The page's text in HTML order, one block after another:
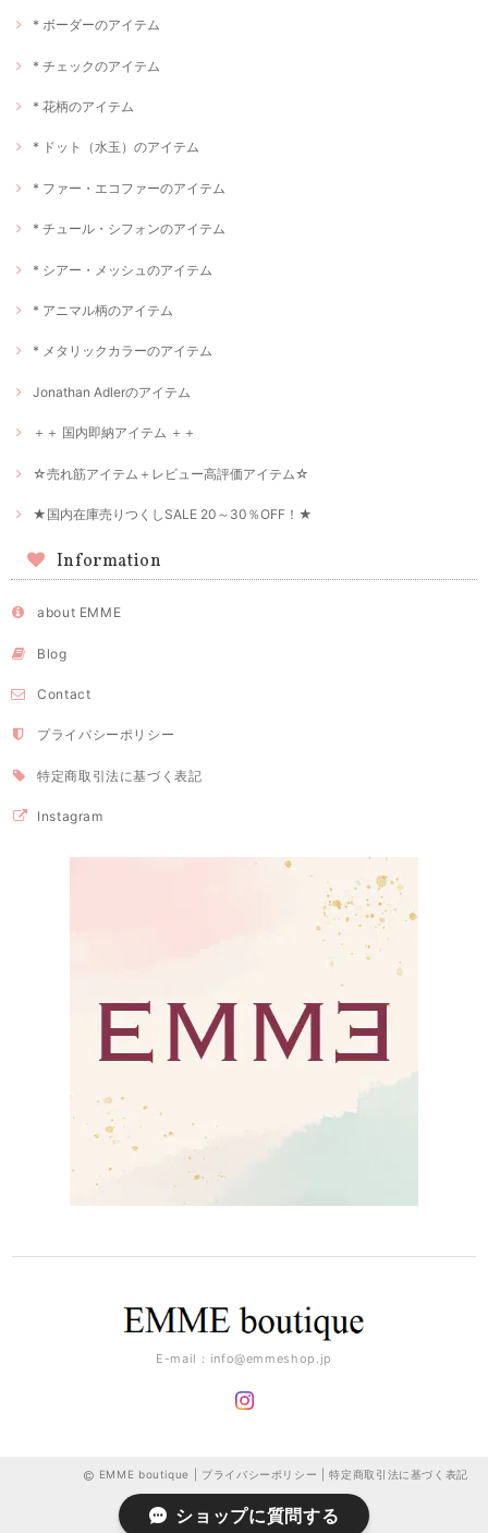
* ボーダーのアイテム
* チェックのアイテム
* 花柄のアイテム
* ドット（水玉）のアイテム
* ファー・エコファーのアイテム
* チュール・シフォンのアイテム
* シアー・メッシュのアイテム
* アニマル柄のアイテム
* メタリックカラーのアイテム
Jonathan Adlerのアイテム
＋＋ 国内即納アイテム ＋＋
☆売れ筋アイテム＋レビュー高評価アイテム☆
★国内在庫売りつくしSALE 20～30％OFF！★
Information
about EMME
Blog
Contact
プライバシーポリシー
特定商取引法に基づく表記
Instagram
E-mail： info@emmeshop.jp
EMME boutique | プライバシーポリシー |特定商取引法に基づく表記
ショップに質問する